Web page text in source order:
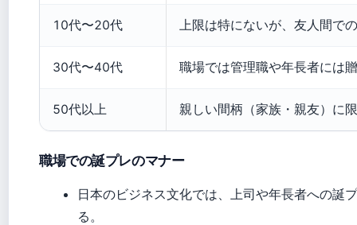
10代〜20代 上限は特にないが、友人間で
30代〜40代 職場では管理職や年長者には
50代以上 親しい間柄（家族・親友）に
職場での誕プレのマナー
日本のビジネス文化では、上司や年長者への誕
る。